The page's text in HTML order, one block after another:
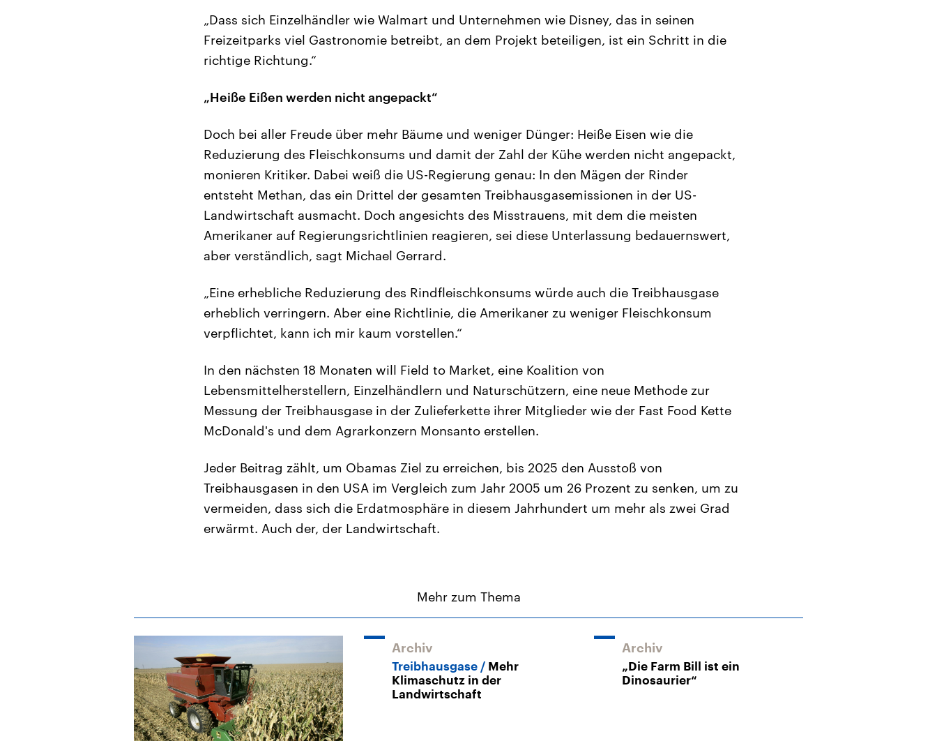
„Dass sich Einzelhändler wie Walmart und Unternehmen wie Disney, das in seinen
Freizeitparks viel Gastronomie betreibt, an dem Projekt beteiligen, ist ein Schritt in die
richtige Richtung.“
„Heiße Eißen werden nicht angepackt“
Doch bei aller Freude über mehr Bäume und weniger Dünger: Heiße Eisen wie die
Reduzierung des Fleischkonsums und damit der Zahl der Kühe werden nicht angepackt,
monieren Kritiker. Dabei weiß die US-Regierung genau: In den Mägen der Rinder
entsteht Methan, das ein Drittel der gesamten Treibhausgasemissionen in der US-
Landwirtschaft ausmacht. Doch angesichts des Misstrauens, mit dem die meisten
Amerikaner auf Regierungsrichtlinien reagieren, sei diese Unterlassung bedauernswert,
aber verständlich, sagt Michael Gerrard.
„Eine erhebliche Reduzierung des Rindfleischkonsums würde auch die Treibhausgase
erheblich verringern. Aber eine Richtlinie, die Amerikaner zu weniger Fleischkonsum
verpflichtet, kann ich mir kaum vorstellen.“
In den nächsten 18 Monaten will Field to Market, eine Koalition von
Lebensmittelherstellern, Einzelhändlern und Naturschützern, eine neue Methode zur
Messung der Treibhausgase in der Zulieferkette ihrer Mitglieder wie der Fast Food Kette
McDonald's und dem Agrarkonzern Monsanto erstellen.
Jeder Beitrag zählt, um Obamas Ziel zu erreichen, bis 2025 den Ausstoß von
Treibhausgasen in den USA im Vergleich zum Jahr 2005 um 26 Prozent zu senken, um zu
vermeiden, dass sich die Erdatmosphäre in diesem Jahrhundert um mehr als zwei Grad
erwärmt. Auch der, der Landwirtschaft.
Mehr zum Thema
Archiv
Treibhausgase
Mehr
Klimaschutz in der
Landwirtschaft
Archiv
„Die Farm Bill ist ein
Dinosaurier“